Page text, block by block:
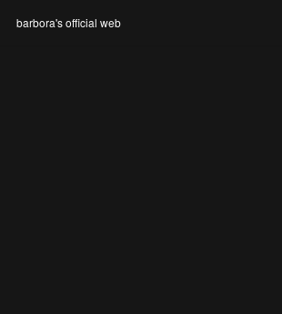
barbora's official web